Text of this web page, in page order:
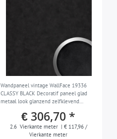
Wandpaneel vintage WallFace 19336
CLASSY BLACK Decoratif paneel glad
metaal look glanzend zelfklevend
€ 306,70 *
2.6 Vierkante meter | € 117,96 /
Vierkante meter